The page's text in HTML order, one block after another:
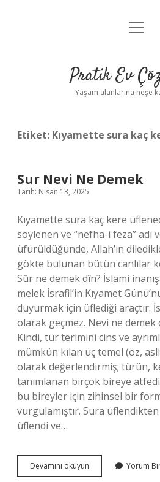
Anasayfa
Yasal
menüyü
Pratik Ev
Yaşam alanlarına neşe
Etiket: Kıyamette sura kaç
Sur Nevi Ne Demek
Tarih: Nisan 13, 2025
Kıyamette sura kaç kere
söylenen ve “nefha-i feza” adı
üfürüldüğünde, Allah’ın
gökte bulunan bütün canlılar
Sûr ne demek dîn? İslami
melek İsrafil’in Kıyamet
duyurmak için üflediği araçtır.
olarak geçmez. Nevi ne
Kindi, tür terimini cins ve
mümkün kılan üç temel (öz,
olarak değerlendirmiş; türün,
tanımlanan birçok bireye
bu bireyler için zihinsel bir
vurgulamıştır. Sura
üflendi ve…
Devamını okuyun
Nevi
Yorum